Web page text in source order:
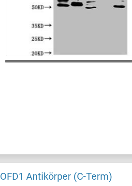
OFD1 Antikörper (C-Term)